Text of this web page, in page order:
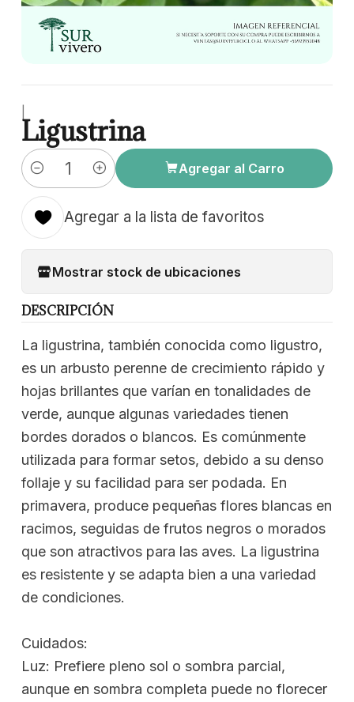
Ligustrina
Cantidad
Agregar al Carro
Agregar a la lista de favoritos
Mostrar stock de ubicaciones
DESCRIPCIÓN
La ligustrina, también conocida como ligustro,
es un arbusto perenne de crecimiento rápido y
hojas brillantes que varían en tonalidades de
verde, aunque algunas variedades tienen
bordes dorados o blancos. Es comúnmente
utilizada para formar setos, debido a su denso
follaje y su facilidad para ser podada. En
primavera, produce pequeñas flores blancas en
racimos, seguidas de frutos negros o morados
que son atractivos para las aves. La ligustrina
es resistente y se adapta bien a una variedad
de condiciones.
Cuidados:
Luz: Prefiere pleno sol o sombra parcial,
aunque en sombra completa puede no florecer